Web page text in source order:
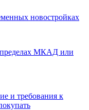
новостройках
пределах МКАД или
и требования к